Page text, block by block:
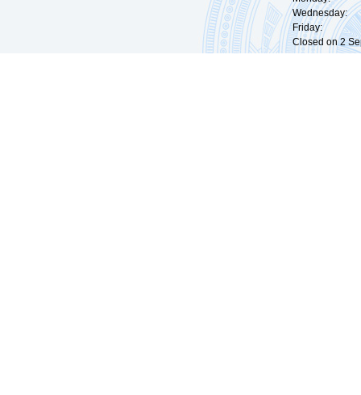
Wednesday:
Friday:
Closed on 2